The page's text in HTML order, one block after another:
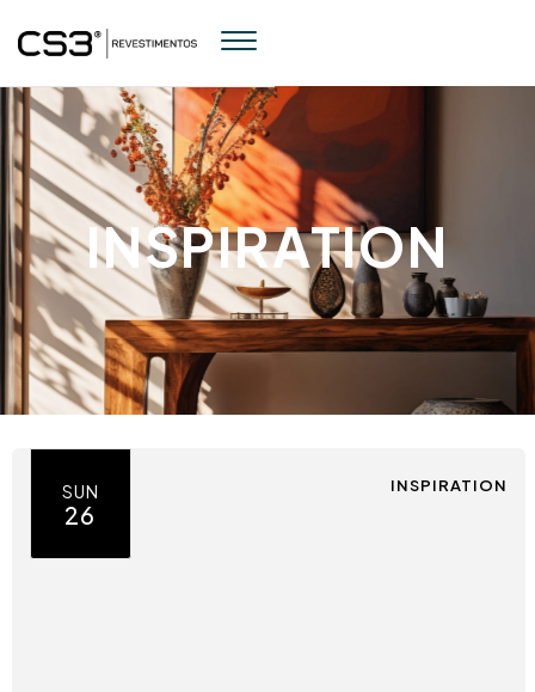
INSPIRATION
SUN
26
INSPIRATION